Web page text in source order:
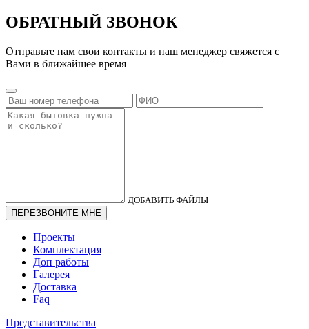
ОБРАТНЫЙ ЗВОНОК
Отправьте нам свои контакты и наш менеджер свяжется с
Вами в ближайшее время
ДОБАВИТЬ ФАЙЛЫ
Проекты
Комплектация
Доп работы
Галерея
Доставка
Faq
Представительства